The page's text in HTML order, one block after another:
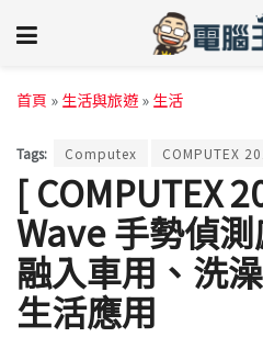
首頁 » 生活與旅遊 » 生活
Tags: Computex COMPUTEX
[ COMPUTEX
Wave 手勢偵
融入車用、洗
生活應用